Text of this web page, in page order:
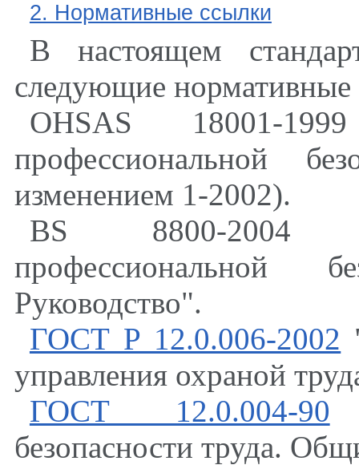
2. Нормативные ссылки
В настоящем
следующие
OHSAS 18001-
профессиональной
изменением 1-2002).
BS 8800-2004
профессиональной
Руководство".
ГОСТ Р 12.0.006-2002
управления охраной
ГОСТ 12.0.004-90
безопасности труда.